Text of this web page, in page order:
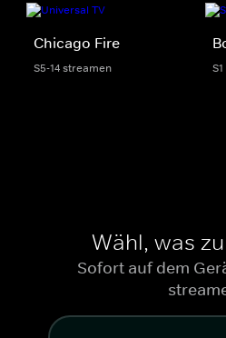
Chicago Fire
S5-14 streamen
Wähl, was
Sofort auf dem